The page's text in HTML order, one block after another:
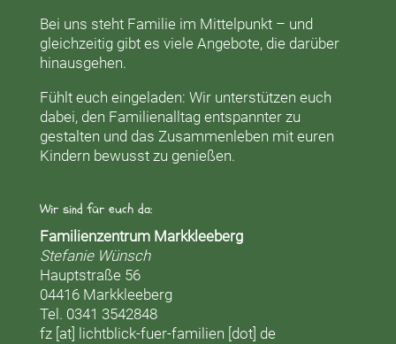
Bei uns steht Familie im Mittelpunkt – und
gleichzeitig gibt es viele Angebote, die darüber
hinausgehen.
Fühlt euch eingeladen: Wir unterstützen euch
dabei, den Familienalltag entspannter zu
gestalten und das Zusammenleben mit euren
Kindern bewusst zu genießen.
Wir sind für euch da:
Familienzentrum Markkleeberg
Stefanie Wünsch
Hauptstraße 56
04416 Markkleeberg
Tel. 0341 3542848
fz [at] lichtblick-fuer-familien [dot] de